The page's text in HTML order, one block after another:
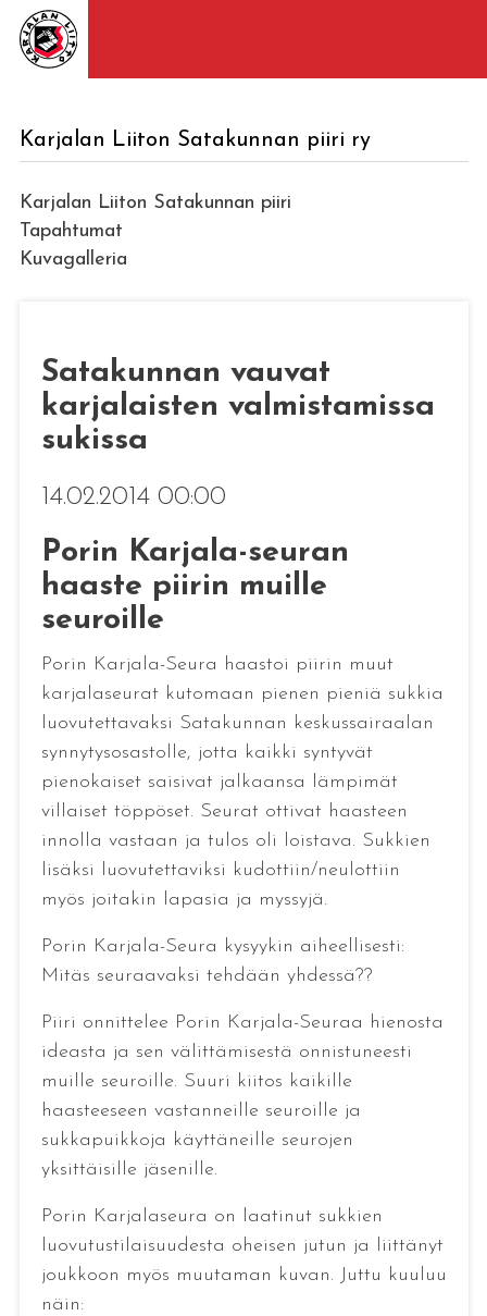
Karjalan Liiton Satakunnan piiri ry
Karjalan Liiton Satakunnan piiri
Tapahtumat
Kuvagalleria
Satakunnan vauvat
karjalaisten valmistamissa
sukissa
14.02.2014 00:00
Porin Karjala-seuran
haaste piirin muille
seuroille
Porin Karjala-Seura haastoi piirin muut
karjalaseurat kutomaan pienen pieniä sukkia
luovutettavaksi Satakunnan keskussairaalan
synnytysosastolle, jotta kaikki syntyvät
pienokaiset saisivat jalkaansa lämpimät
villaiset töppöset. Seurat ottivat haasteen
innolla vastaan ja tulos oli loistava. Sukkien
lisäksi luovutettaviksi kudottiin/neulottiin
myös joitakin lapasia ja myssyjä.
Porin Karjala-Seura kysyykin aiheellisesti:
Mitäs seuraavaksi tehdään yhdessä??
Piiri onnittelee Porin Karjala-Seuraa hienosta
ideasta ja sen välittämisestä onnistuneesti
muille seuroille. Suuri kiitos kaikille
haasteeseen vastanneille seuroille ja
sukkapuikkoja käyttäneille seurojen
yksittäisille jäsenille.
Porin Karjalaseura on laatinut sukkien
luovutustilaisuudesta oheisen jutun ja liittänyt
joukkoon myös muutaman kuvan. Juttu kuuluu
näin: